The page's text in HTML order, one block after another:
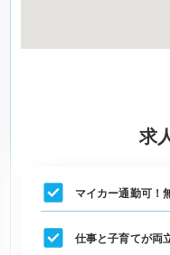
求
マイカー通勤可！
仕事と子育てが両